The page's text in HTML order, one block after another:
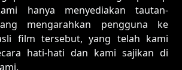
hanya menyediakan tautan-
mengarahkan pengguna ke
film tersebut, yang telah kami
hati-hati dan kami sajikan di